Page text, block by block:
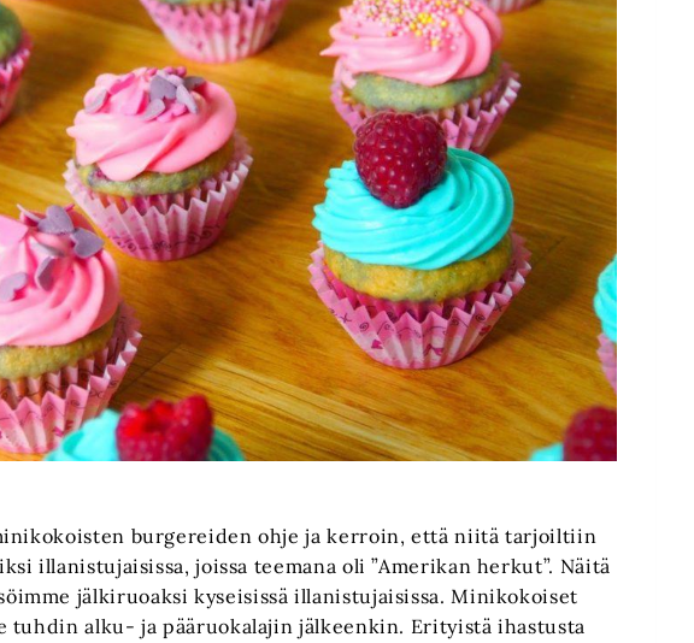
burgereiden ohje ja kerroin, että niitä tarjoiltiin
illanistujaisissa, joissa teemana oli ”Amerikan herkut”. Näitä
jälkiruoaksi kyseisissä illanistujaisissa. Minikokoiset
alku- ja pääruokalajin jälkeenkin. Erityistä ihastusta